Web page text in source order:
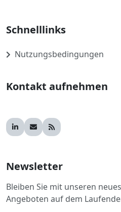
Schnelllinks
Nutzungsbedingungen
Kontakt aufnehmen
Newsletter
Bleiben Sie mit unseren
Angeboten auf dem